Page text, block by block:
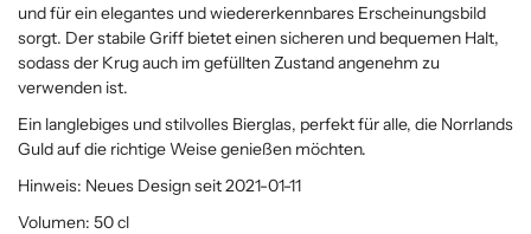
und für ein elegantes und wiedererkennbares Erscheinungsbild
sorgt. Der stabile Griff bietet einen sicheren und bequemen Halt,
sodass der Krug auch im gefüllten Zustand angenehm zu
verwenden ist.
Ein langlebiges und stilvolles Bierglas, perfekt für alle, die Norrlands
Guld auf die richtige Weise genießen möchten.
Hinweis: Neues Design seit 2021-01-11
Volumen: 50 cl